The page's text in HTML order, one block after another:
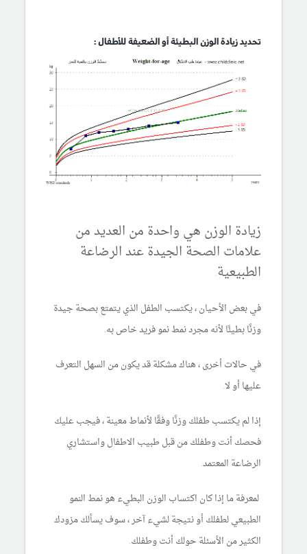
تحديد زيادة الوزن البطيئة أو الضعيفة للأطفال :
زيادة الوزن هي واحدة من العديد من
علامات الصحة الجيدة عند الرضاعة
الطبيعية.
في بعض الأحيان ، يكتسب الطفل الذي يتمتع بصحة جيدة
وزنًا بطيئًا لأنه مجرد نمط نمو فريد خاص به.
في حالات أخرى ، هناك مشكلة قد يكون من السهل التعرف
عليها أو لا.
إذا لم يكتسب طفلك وزنًا وفقًا لأنماط معينة ، فيجب عليك
فحصك أنت وطفلك من قبل طبيب الاطفال واستشاري
الرضاعة المعتمد.
لمعرفة ما إذا كان اكتساب الوزن البطيء هو نمط النمو
الطبيعي لطفلك أو نتيجة لشيء آخر ، سوف يسألك مزودك
الكثير من الأسئلة حولك أنت وطفلك.